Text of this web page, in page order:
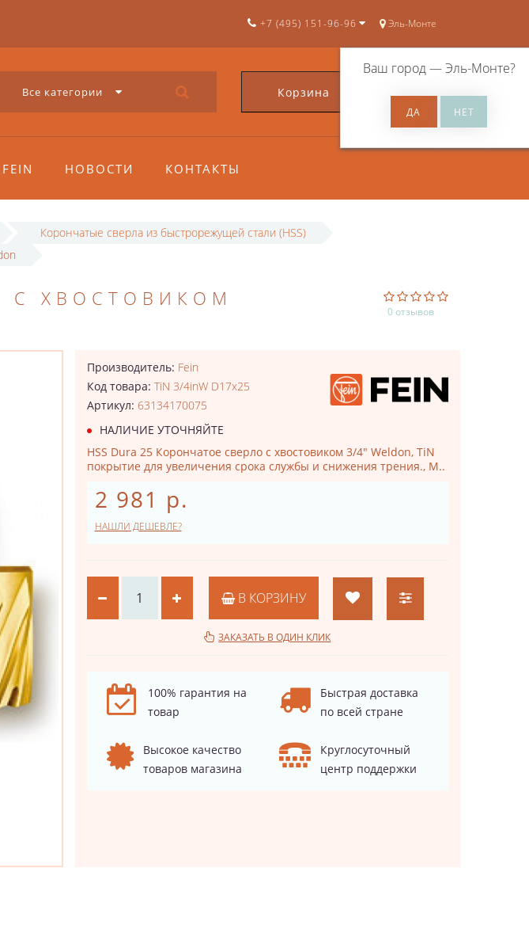
Эль-Монте
Ваш город —Эль-Монте?
+7 (495) 151-96-96
Все категории Корзина 0
НОВОСТИ КОНТАКТЫ
Корончатые сверла из быстрорежущей стали (HSS)
С ХВОСТОВИКОМ
0 отзывов
Производитель: Fein
Код товара: TiN 3/4inW D17x25
Артикул: 63134170075
НАЛИЧИЕ УТОЧНЯЙТЕ
HSS Dura 25 Корончатое сверло с хвостовиком 3/4" Weldon, TiN
покрытие для увеличения срока службы и снижения трения., М..
2 981 р.
НАШЛИ ДЕШЕВЛЕ?
В КОРЗИНУ
ЗАКАЗАТЬ В ОДИН КЛИК
100% гарантия на
товар
Быстрая доставка
по всей стране
Высокое качество
товаров магазина
Круглосуточный
центр поддержки